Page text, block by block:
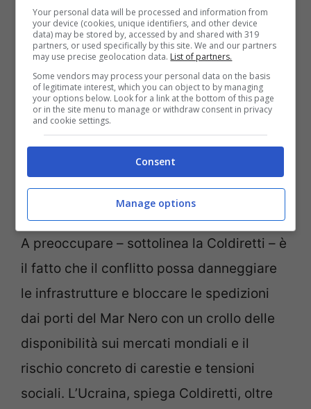
A preoccupare – sottolinea la Coldiretti – è
il fatto che il conflitto possa danneggiare
le infrastrutture e bloccare le spedizioni
dai porti del Mar Nero con un crollo delle
disponibilità sui mercati mondiali e il
rischio concreto di carestie e tensioni
sociali. L’Ucraina, spiega Coldiretti, oltre
Your personal data will be processed and information from
your device (cookies, unique identifiers, and other device
data) may be stored by, accessed by and shared with 319
partners, or used specifically by this site. We and our partners
may use precise geolocation data. List of partners.
Some vendors may process your personal data on the basis
of legitimate interest, which you can object to by managing
your options below. Look for a link at the bottom of this page
or in the site menu to manage or withdraw consent in privacy
and cookie settings.
Consent
Manage options